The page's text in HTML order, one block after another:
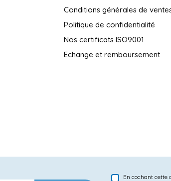
Conditions générales de
Politique de confidentialité
Nos certificats ISO9001
Echange et remboursement
En cochant cette